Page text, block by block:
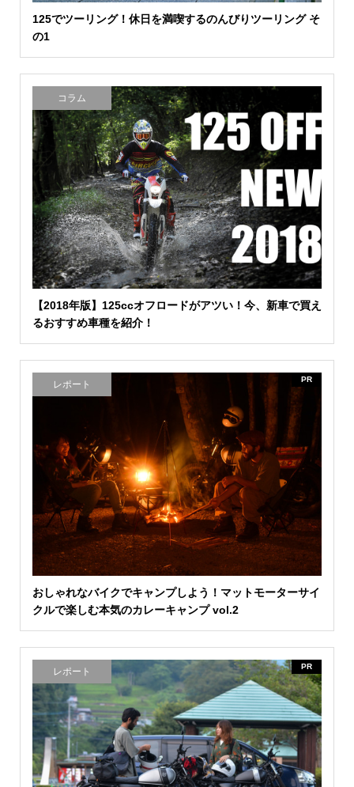
125でツーリング！休日を満喫するのんびりツーリング そ
の1
コラム
【2018年版】125ccオフロードがアツい！今、新車で買え
るおすすめ車種を紹介！
レポート PR
おしゃれなバイクでキャンプしよう！マットモーターサイ
クルで楽しむ本気のカレーキャンプ vol.2
レポート PR